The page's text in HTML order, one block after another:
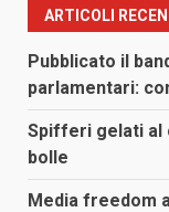
ARTICOLI
Pubblicato il
parlamentari:
Spifferi gelati al
bolle
Media freedom